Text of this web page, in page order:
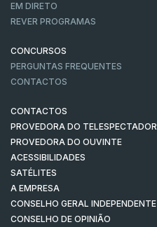
EM DIRETO
REVER PROGRAMAS
CONCURSOS
PERGUNTAS FREQUENTES
CONTACTOS
CONTACTOS
PROVEDORA DO TELESPECTADOR
PROVEDORA DO OUVINTE
ACESSIBILIDADES
SATÉLITES
A EMPRESA
CONSELHO GERAL INDEPENDENTE
CONSELHO DE OPINIÃO